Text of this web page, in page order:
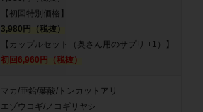
【初回特別価格】
3,980円（税抜）
【カップルセット（奥さん用のサプリ +1）】
初回6,960円（税抜）
マカ/亜鉛/葉酸/トンカットアリ
エゾウコギ/ノコギリヤシ